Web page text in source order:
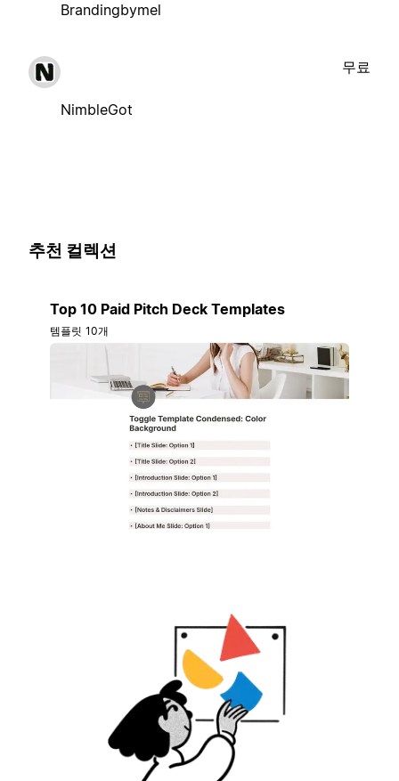
Brandingbymel
NimbleGot
무료
추천 컬렉션
Top 10 Paid Pitch Deck Templates
템플릿 10개